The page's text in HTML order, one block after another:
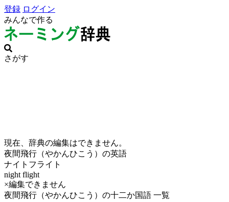
登録 ログイン
みんなで作る
さがす
現在、辞典の編集はできません。
夜間飛行（やかんひこう）の英語
ナイトフライト
night flight
×編集できません
夜間飛行（やかんひこう）の十二か国語 一覧